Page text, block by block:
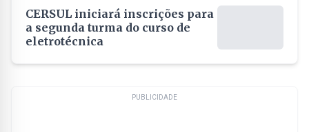
CERSUL iniciará inscrições para
a segunda turma do curso de
eletrotécnica
PUBLICIDADE